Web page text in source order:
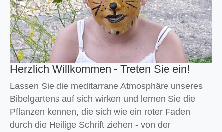
Herzlich Willkommen - Treten Sie ein!
Lassen Sie die meditarrane Atmosphäre unseres
Bibelgartens auf sich wirken und lernen Sie die
Pflanzen kennen, die sich wie ein roter Faden
durch die Heilige Schrift ziehen - von der